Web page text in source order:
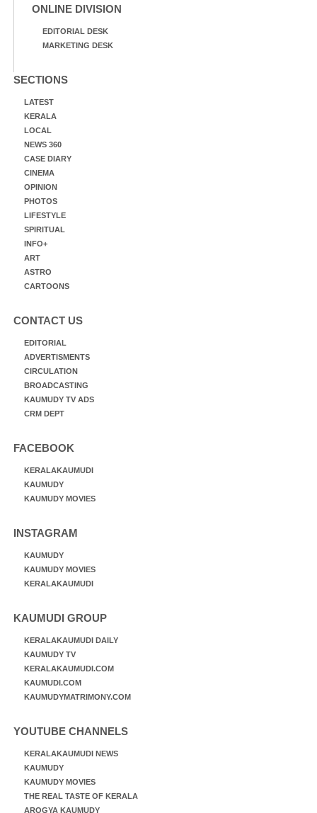
ONLINE DIVISION
EDITORIAL DESK
MARKETING DESK
SECTIONS
LATEST
KERALA
LOCAL
NEWS 360
CASE DIARY
CINEMA
OPINION
PHOTOS
LIFESTYLE
SPIRITUAL
INFO+
ART
ASTRO
CARTOONS
CONTACT US
EDITORIAL
ADVERTISMENTS
CIRCULATION
BROADCASTING
KAUMUDY TV ADS
CRM DEPT
FACEBOOK
KERALAKAUMUDI
KAUMUDY
KAUMUDY MOVIES
INSTAGRAM
KAUMUDY
KAUMUDY MOVIES
KERALAKAUMUDI
KAUMUDI GROUP
KERALAKAUMUDI DAILY
KAUMUDY TV
KERALAKAUMUDI.COM
KAUMUDI.COM
KAUMUDYMATRIMONY.COM
YOUTUBE CHANNELS
KERALAKAUMUDI NEWS
KAUMUDY
KAUMUDY MOVIES
THE REAL TASTE OF KERALA
AROGYA KAUMUDY